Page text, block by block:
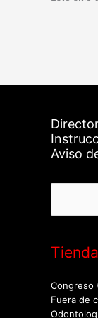
Aviso
Congreso
Fuera de